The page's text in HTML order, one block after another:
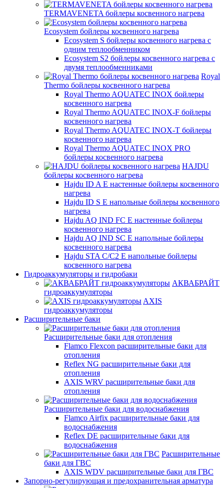
TERMAVENETA бойлеры косвенного нагрева
Ecosystem бойлеры косвенного нагрева
Ecosystem S бойлеры косвенного нагрева с
одним теплообменником
Ecosystem S2 бойлеры косвенного нагрева с
двумя теплообменниками
Royal
Thermo бойлеры косвенного нагрева
Royal Thermo AQUATEC INOX бойлеры
косвенного нагрева
Royal Thermo AQUATEC INOX-F бойлеры
косвенного нагрева
Royal Thermo AQUATEC INOX-T бойлеры
косвенного нагрева
Royal Thermo AQUATEC INOX PRO
бойлеры косвенного нагрева
HAJDU
бойлеры косвенного нагрева
Hajdu ID A E настенные бойлеры косвенного
нагрева
Hajdu ID S E напольные бойлеры косвенного
нагрева
Hajdu AQ IND FC E настенные бойлеры
косвенного нагрева
Hajdu AQ IND SC E напольные бойлеры
косвенного нагрева
Hajdu STA C/C2 E напольные бойлеры
косвенного нагрева
Гидроаккумуляторы и гидробаки
АКВАБРАЙТ
гидроаккумуляторы
AXIS
гидроаккумуляторы
Расширительные баки
Расширительные баки для отопления
Flamco Flexcon расширительные баки для
отопления
Reflex NG расширительные баки для
отопления
AXIS WRV расширительные баки для
отопления
Расширительные баки для водоснабжения
Flamco Airfix расширительные баки для
водоснабжения
Reflex DЕ расширительные баки для
водоснабжения
Расширительные
баки для ГВС
AXIS WDV расширительные баки для ГВС
Запорно-регулирующая и предохранительная арматура